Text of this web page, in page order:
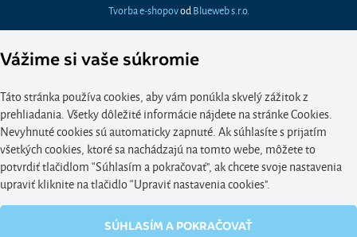
Tvorba e-shopovod Blueweb s.r.o.
Vážime si vaše súkromie
Táto stránka používa cookies, aby vám ponúkla skvelý zážitok z
prehliadania. Všetky dôležité informácie nájdete na stránke Cookies.
Nevyhnuté cookies sú automaticky zapnuté. Ak súhlasíte s prijatím
všetkých cookies, ktoré sa nachádzajú na tomto webe, môžete to
potvrdiť tlačidlom “Súhlasím a pokračovať", ak chcete svoje nastavenia
upraviť kliknite na tlačidlo “Upraviť nastavenia cookies".
SÚHLASÍM A POKRAČOVAŤ